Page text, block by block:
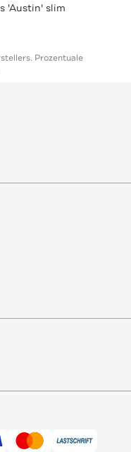
'Austin' slim
Prozentuale